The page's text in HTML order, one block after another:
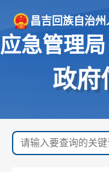
昌吉回族自治
应急管理局
政府